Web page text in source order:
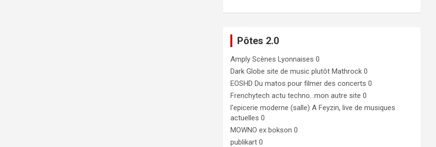
Pôtes 2.0
Amply Scènes Lyonnaises 0
Dark Globe site de music plutôt Mathrock 0
EOSHD Du matos pour filmer des concerts 0
Frenchytech actu techno…mon autre site 0
l'epicerie moderne (salle) A Feyzin, live de musiques
actuelles 0
MOWNO ex bokson 0
publikart 0